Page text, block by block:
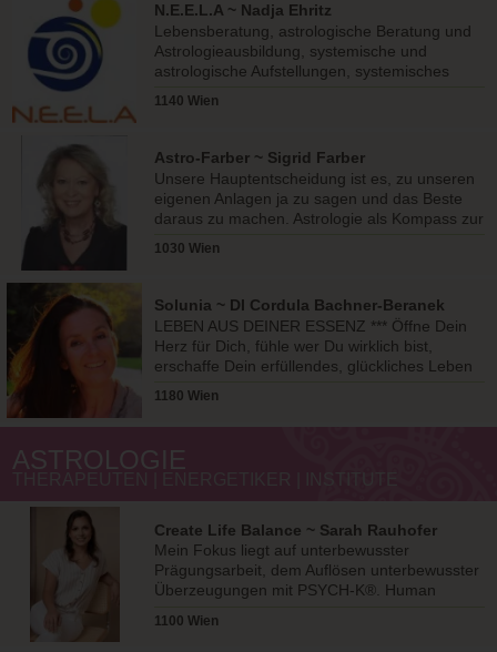
N.E.E.L.A ~ Nadja Ehritz
Lebensberatung, astrologische Beratung und
Astrologieausbildung, systemische und
astrologische Aufstellungen, systemisches
1140 Wien
Astro-Farber ~ Sigrid Farber
Unsere Hauptentscheidung ist es, zu unseren
eigenen Anlagen ja zu sagen und das Beste
daraus zu machen. Astrologie als Kompass zur
1030 Wien
Solunia ~ DI Cordula Bachner-Beranek
LEBEN AUS DEINER ESSENZ *** Öffne Dein
Herz für Dich, fühle wer Du wirklich bist,
erschaffe Dein erfüllendes, glückliches Leben
1180 Wien
ASTROLOGIE
Create Life Balance ~ Sarah Rauhofer
Mein Fokus liegt auf unterbewusster
Prägungsarbeit, dem Auflösen unterbewusster
Überzeugungen mit PSYCH-K®. Human
1100 Wien